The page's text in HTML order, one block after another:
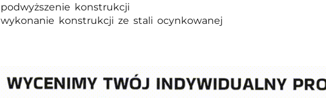
podwyższenie konstrukcji
wykonanie konstrukcji ze stali ocynkowanej